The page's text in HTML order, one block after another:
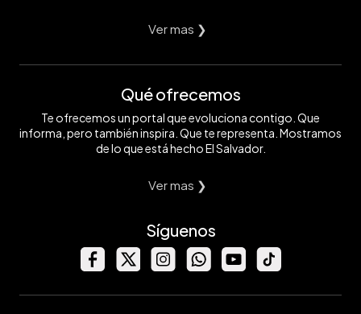
Ver mas ❯
Qué ofrecemos
Te ofrecemos un portal que evoluciona contigo. Que
informa, pero también inspira. Que te representa. Mostramos
de lo que está hecho El Salvador.
Ver mas ❯
Síguenos